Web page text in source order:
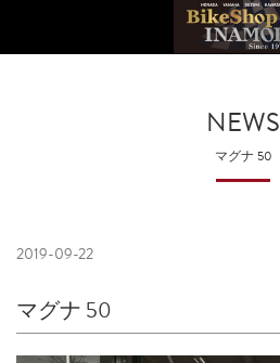
NEWS
マグナ 50
2019-09-22
マグナ 50